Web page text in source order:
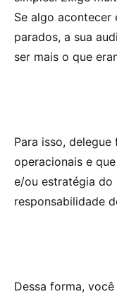
Se algo acontecer
parados, a sua
ser mais o que
Para isso, delegue
operacionais e
e/ou estratégia do
responsabilidade
Dessa forma,